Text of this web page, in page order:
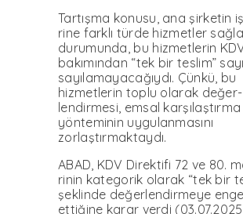
Tartışma konusu, ana şirketin
rine farklı türde hizmetler
duru­munda, bu hizmetlerin
bakımından “tek bir teslim”
sayılamayacağıydı. Çünkü, bu
hizmetlerin toplu olarak değer­
lendirmesi, emsal karşılaştırma
yöntemi­nin uygulanmasını
zorlaştırmaktaydı.
ABAD, KDV Direktifi 72 ve 80.
rinin kategorik olarak “tek bir
şek­linde değerlendirmeye
ettiği­ne karar verdi